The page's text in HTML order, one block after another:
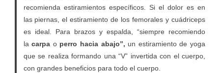
recomienda estiramientos específicos. Si el dolor es en
las piernas, el estiramiento de los femorales y cuádriceps
es ideal. Para brazos y espalda, “siempre recomiendo
lacarpa o perro hacia abajo”, un estiramiento de yoga
que se realiza formando una “V” invertida con el cuerpo,
con grandes beneficios para todo el cuerpo.